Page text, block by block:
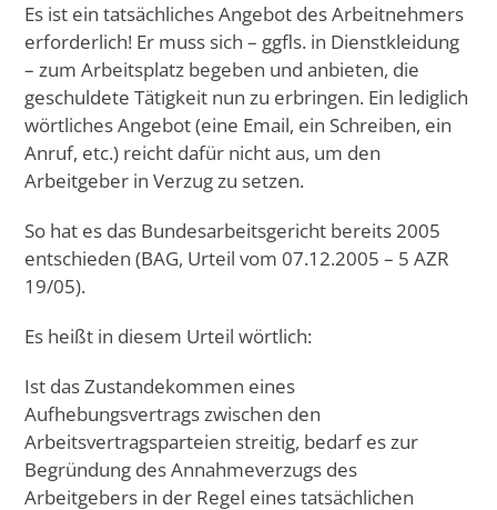
Es ist ein tatsächliches Angebot des Arbeitnehmers
erforderlich! Er muss sich – ggfls. in Dienstkleidung
– zum Arbeitsplatz begeben und anbieten, die
geschuldete Tätigkeit nun zu erbringen. Ein lediglich
wörtliches Angebot (eine Email, ein Schreiben, ein
Anruf, etc.) reicht dafür nicht aus, um den
Arbeitgeber in Verzug zu setzen.
So hat es das Bundesarbeitsgericht bereits 2005
entschieden (BAG, Urteil vom 07.12.2005 – 5 AZR
19/05).
Es heißt in diesem Urteil wörtlich:
Ist das Zustandekommen eines
Aufhebungsvertrags zwischen den
Arbeitsvertragsparteien streitig, bedarf es zur
Begründung des Annahmeverzugs des
Arbeitgebers in der Regel eines tatsächlichen